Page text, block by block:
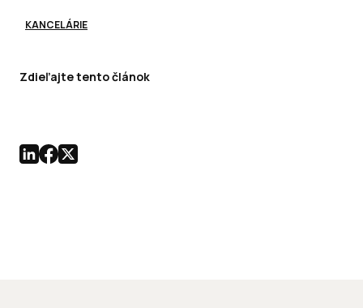
KANCELÁRIE
Zdieľajte tento článok